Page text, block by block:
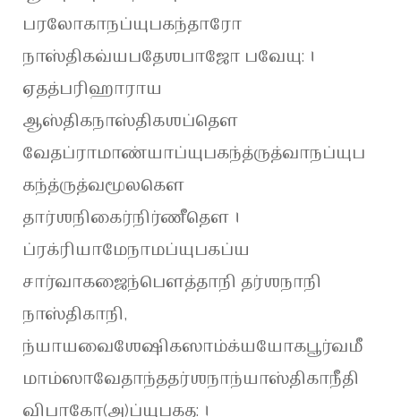
பரலோகாநப்யுபகந்தாரோ
நாஸ்திகவ்யபதேஶபாஜோ பவேயு: ।
ஏதத்பரிஹாராய
ஆஸ்திகநாஸ்திகஶப்தௌ
வேதப்ராமாண்யாப்யுபகந்த்ருத்வாநப்யுப
கந்த்ருத்வமூலகௌ
தார்ஶநிகைர்நிர்ணீதௌ ।
ப்ரக்ரியாமேநாமப்யுபகப்ய
சார்வாகஜைந்பௌத்தாநி தர்ஶநாநி
நாஸ்திகாநி,
ந்யாயவைஶேஷிகஸாம்க்யயோகபூர்வமீ
மாம்ஸாவேதாந்ததர்ஶநாந்யாஸ்திகாநீதி
விபாகோ(அ)ப்யுபகத: ।